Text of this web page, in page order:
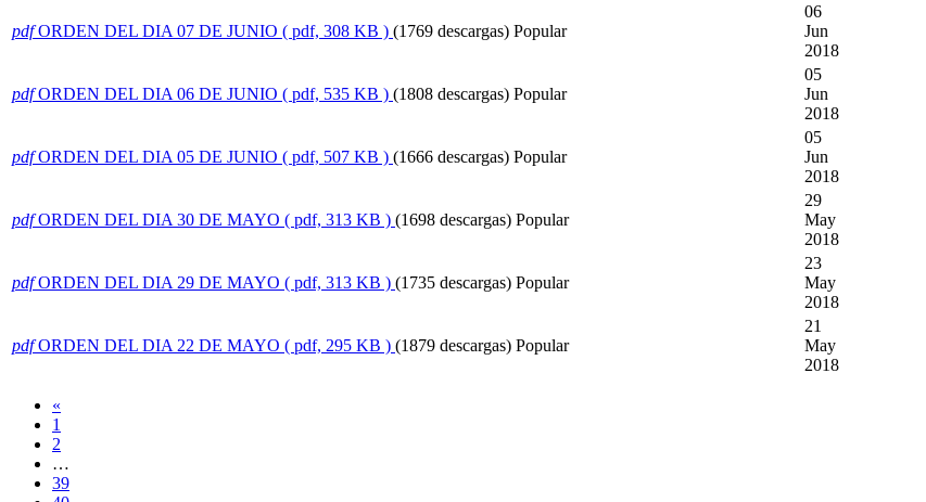
pdf ORDEN DEL DIA 07 DE JUNIO ( pdf, 308 KB ) (1769 descargas) Popular
06
Jun
2018
pdf ORDEN DEL DIA 06 DE JUNIO ( pdf, 535 KB ) (1808 descargas) Popular
05
Jun
2018
pdf ORDEN DEL DIA 05 DE JUNIO ( pdf, 507 KB ) (1666 descargas) Popular
05
Jun
2018
pdf ORDEN DEL DIA 30 DE MAYO ( pdf, 313 KB ) (1698 descargas) Popular
29
May
2018
pdf ORDEN DEL DIA 29 DE MAYO ( pdf, 313 KB ) (1735 descargas) Popular
23
May
2018
pdf ORDEN DEL DIA 22 DE MAYO ( pdf, 295 KB ) (1879 descargas) Popular
21
May
2018
«
1
2
…
39